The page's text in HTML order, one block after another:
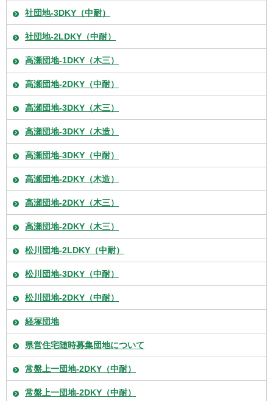
社団地-3DKY（中耐）
社団地-2LDKY（中耐）
高瀬団地-1DKY（木三）
高瀬団地-2DKY（中耐）
高瀬団地-3DKY（木三）
高瀬団地-3DKY（木造）
高瀬団地-3DKY（中耐）
高瀬団地-2DKY（木造）
高瀬団地-2DKY（木三）
高瀬団地-2DKY（木三）
松川団地-2LDKY（中耐）
松川団地-3DKY（中耐）
松川団地-2DKY（中耐）
経塚団地
県営住宅随時募集団地について
常盤上一団地-2DKY（中耐）
常盤上一団地-2DKY（中耐）